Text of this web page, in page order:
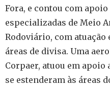
Fora, e contou com
especializadas de Meio
Rodoviário, com atuação
áreas de divisa. Uma
Corpaer, atuou em apoio
se estenderam às áreas